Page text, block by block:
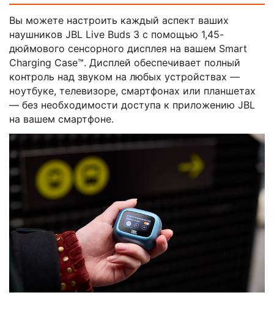
Вы можете настроить каждый аспект ваших
наушников JBL Live Buds 3 с помощью 1,45-
дюймового сенсорного дисплея на вашем Smart
Charging Case™. Дисплей обеспечивает полный
контроль над звуком на любых устройствах —
ноутбуке, телевизоре, смартфонах или планшетах
— без необходимости доступа к приложению JBL
на вашем смартфоне.